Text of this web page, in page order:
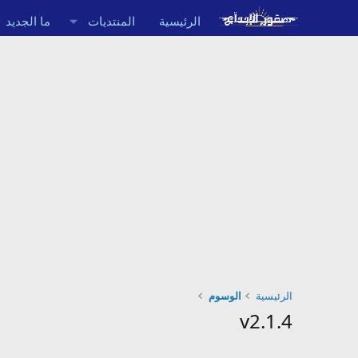
الرئيسية المنتديات ما الجديد
الرئيسية الوسوم
v2.1.4